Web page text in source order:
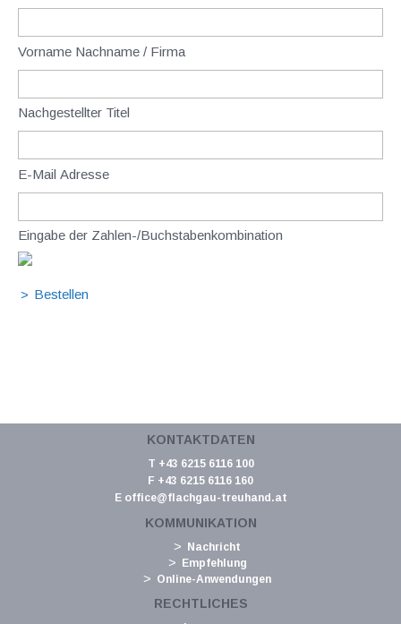
Vorname Nachname / Firma
Nachgestellter Titel
E-Mail Adresse
Eingabe der Zahlen-/Buchstabenkombination
KONTAKTDATEN
T +43 6215 6116 100
F +43 6215 6116 160
E office@flachgau-treuhand.at
KOMMUNIKATION
Nachricht
Empfehlung
Online-Anwendungen
RECHTLICHES